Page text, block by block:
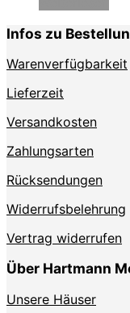
Infos zu
Warenverfügbarkeit
Lieferzeit
Versandkosten
Zahlungsarten
Rücksendungen
Widerrufsbelehrung
Vertrag widerrufen
Über Hartmann
Unsere Häuser